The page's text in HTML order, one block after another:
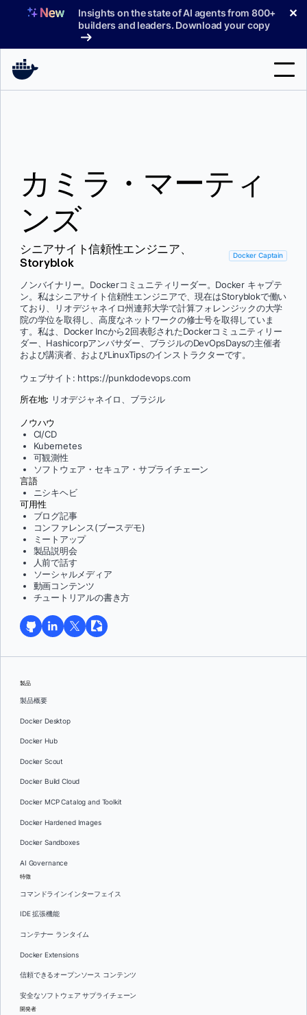
へ
Insights on the state of AI agents from 800+
builders and leaders. Download your copy
✕
料金プラン
ブログ
ドキュメント
サインイン
カミラ・マーティ
ンズ
シニアサイト信頼性エンジニア、
Storyblok
Docker Captain
ノンバイナリー。Dockerコミュニティリーダー。Docker キャプテ
ン。私はシニアサイト信頼性エンジニアで、現在はStoryblokで働い
ており、リオデジャネイロ州連邦大学で計算フォレンジックの大学
院の学位を取得し、高度なネットワークの修士号を取得していま
す。私は、Docker Incから2回表彰されたDockerコミュニティリー
ダー、Hashicorpアンバサダー、ブラジルのDevOpsDaysの主催者
および講演者、およびLinuxTipsのインストラクターです。
ウェブサイト: https://punkdodevops.com
所在地: リオデジャネイロ、ブラジル
ノウハウ
CI/CD
Kubernetes
可観測性
ソフトウェア・セキュア・サプライチェーン
言語
ニシキヘビ
可用性
ブログ記事
コンファレンス(ブースデモ)
ミートアップ
製品説明会
人前で話す
ソーシャルメディア
動画コンテンツ
チュートリアルの書き方
製品
製品概要
Docker Desktop
Docker Hub
Docker Scout
Docker Build Cloud
Docker MCP Catalog and Toolkit
Docker Hardened Images
Docker Sandboxes
AI Governance
特徴
コマンドラインインターフェイス
IDE 拡張機能
コンテナー ランタイム
Docker Extensions
信頼できるオープンソース コンテンツ
安全なソフトウェア サプライチェーン
開発者